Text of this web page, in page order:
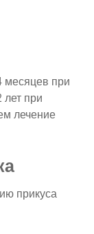
месяцев при
при
лечение
прикуса